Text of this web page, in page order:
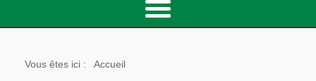
Vous êtes ici : Accueil